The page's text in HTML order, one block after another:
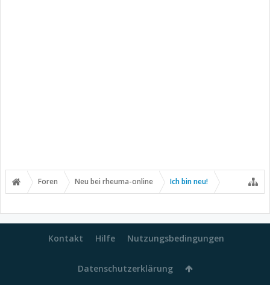
Foren Neu bei rheuma-online Ich bin neu!
Kontakt Hilfe Nutzungsbedingungen
Datenschutzerklärung